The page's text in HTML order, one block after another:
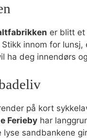
er blitt et
innom for
ha deg innendørs
på kort
Ferieby har
lyse sandbankene